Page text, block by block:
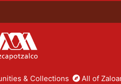
& Collections All of